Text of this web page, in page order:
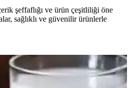
şeffaflığı ve ürün çeşitliliği öne
sağlıklı ve güvenilir ürünlerle